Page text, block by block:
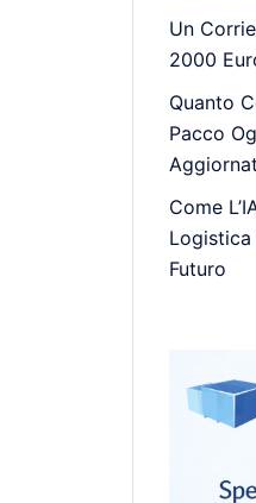
Un
2000
Quanto
Pacco
Come
Futuro